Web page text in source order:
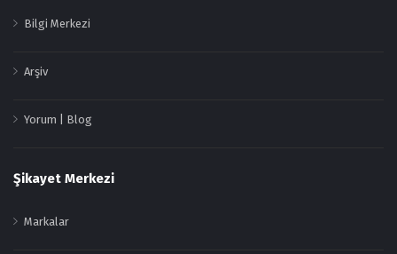
Bilgi Merkezi
Arşiv
Yorum | Blog
Şikayet Merkezi
Markalar